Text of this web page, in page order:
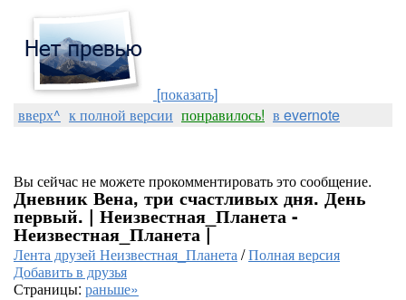
[показать]
вверх^ к полной версии понравилось! в evernote
Вы сейчас не можете прокомментировать это сообщение.
Дневник Вена, три счастливых дня. День
первый. | Неизвестная_Планета -
Неизвестная_Планета |
Лента друзей Неизвестная_Планета/Полная версия
Добавить в друзья
Страницы: раньше»